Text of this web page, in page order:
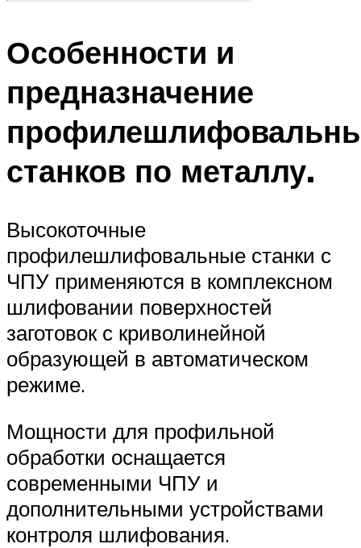
Особенности и
предназначение
станков по металлу.
Высокоточные
профилешлифовальные станки с
ЧПУ применяются в комплексном
шлифовании поверхностей
заготовок с криволинейной
образующей в автоматическом
режиме.
Мощности для профильной
обработки оснащается
современными ЧПУ и
дополнительными устройствами
контроля шлифования.